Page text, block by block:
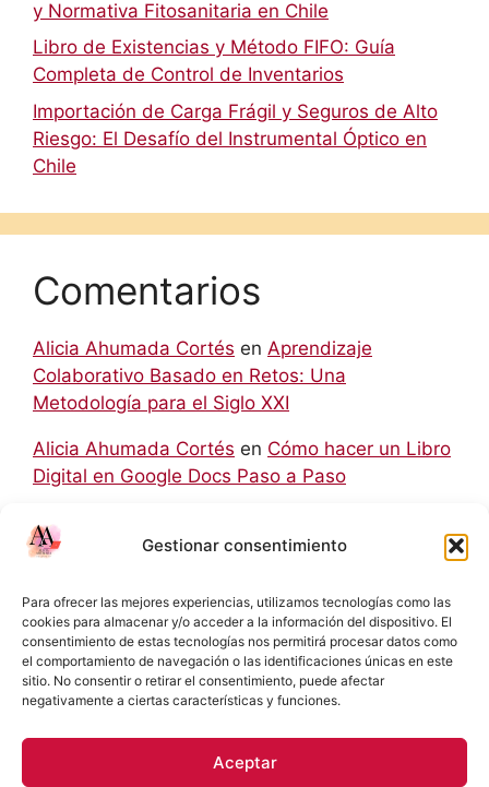
Gestionar consentimiento
Para ofrecer las mejores experiencias, utilizamos tecnologías como las
cookies para almacenar y/o acceder a la información del dispositivo. El
consentimiento de estas tecnologías nos permitirá procesar datos como
el comportamiento de navegación o las identificaciones únicas en este
sitio. No consentir o retirar el consentimiento, puede afectar
negativamente a ciertas características y funciones.
Aceptar
y Normativa Fitosanitaria en Chile
Libro de Existencias y Método FIFO: Guía
Completa de Control de Inventarios
Importación de Carga Frágil y Seguros de Alto
Riesgo: El Desafío del Instrumental Óptico en
Chile
Comentarios
Alicia Ahumada Cortés en Aprendizaje
Colaborativo Basado en Retos: Una
Metodología para el Siglo XXI
Alicia Ahumada Cortés en Cómo hacer un Libro
Digital en Google Docs Paso a Paso
hello world
en Retos: Una Metodología para el Siglo XXI
RodolfoenCómo hacer un Libro Digital en
Google Docs Paso a Paso
Eliecer Campos CárdenasenDiferencias y
Relaciones entre las NIC y las NIIF: Una Guía